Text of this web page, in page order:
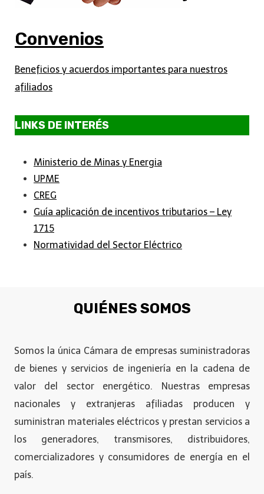
Convenios
Beneficios y acuerdos importantes para nuestros
afiliados
LINKS DE INTERÉS
Ministerio de Minas y Energia
UPME
CREG
Guía aplicación de incentivos tributarios – Ley
1715
Normatividad del Sector Eléctrico
QUIÉNES SOMOS
Somos la única Cámara de empresas suministradoras
de bienes y servicios de ingeniería en la cadena de
valor del sector energético. Nuestras empresas
nacionales y extranjeras afiliadas producen y
suministran materiales eléctricos y prestan servicios a
los generadores, transmisores, distribuidores,
comercializadores y consumidores de energía en el
país.